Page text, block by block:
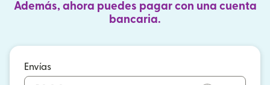
Además, ahora puedes pagar con una cuenta
bancaria.
Envías